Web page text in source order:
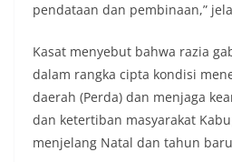
pendataan dan pembinaan,”
Kasat menyebut bahwa razia
dalam rangka cipta kondisi
daerah (Perda) dan menjaga
dan ketertiban masyarakat
menjelang Natal dan tahun